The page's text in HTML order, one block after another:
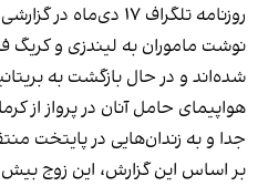
روزنامه تلگراف ۱۷
نوشت ماموران به لیندزی و کریگ
شده‌اند و در حال بازگشت به
هواپیمای حامل آنان در پرواز از
جدا و به زندان‌هایی در پایتخت
بر اساس این گزارش، این زوج